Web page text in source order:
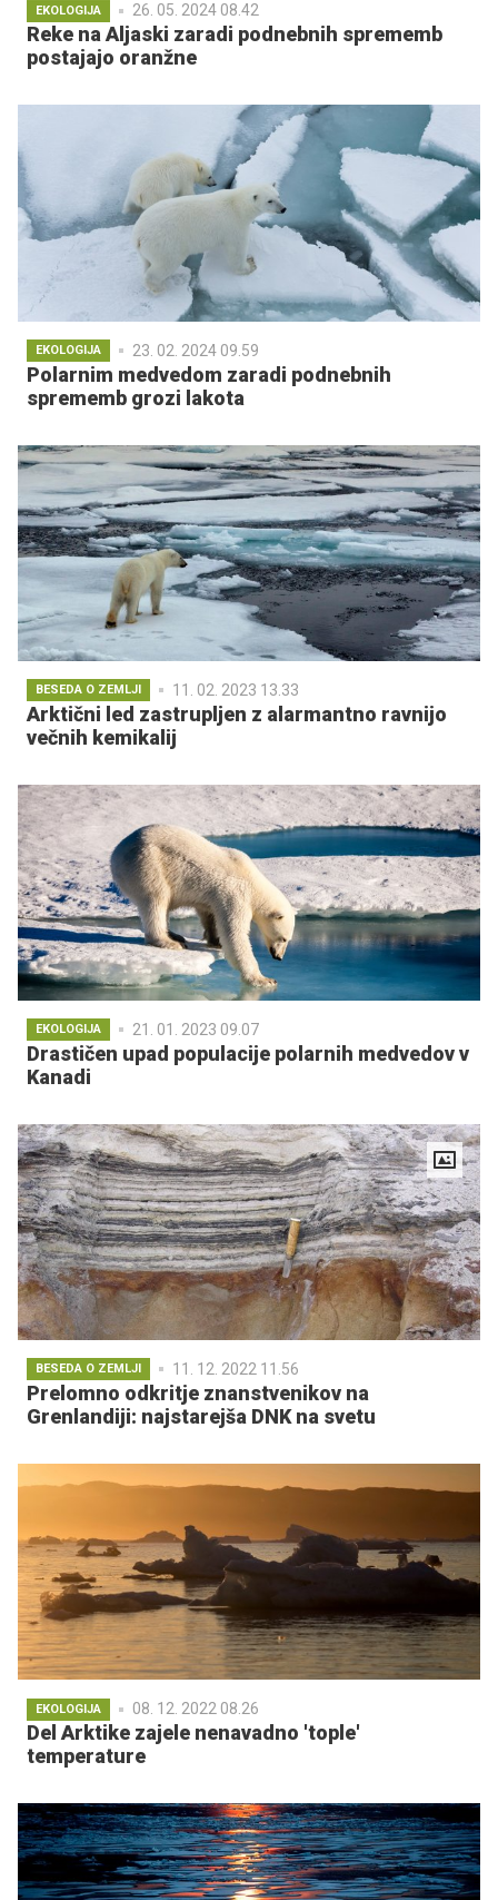
EKOLOGIJA 26. 05. 2024 08.42
Reke na Aljaski zaradi podnebnih sprememb
postajajo oranžne
EKOLOGIJA 23. 02. 2024 09.59
Polarnim medvedom zaradi podnebnih
sprememb grozi lakota
BESEDA O ZEMLJI 11. 02. 2023 13.33
Arktični led zastrupljen z alarmantno ravnijo
večnih kemikalij
EKOLOGIJA 21. 01. 2023 09.07
Drastičen upad populacije polarnih medvedov v
Kanadi
BESEDA O ZEMLJI 11. 12. 2022 11.56
Prelomno odkritje znanstvenikov na
Grenlandiji: najstarejša DNK na svetu
EKOLOGIJA 08. 12. 2022 08.26
Del Arktike zajele nenavadno 'tople'
temperature